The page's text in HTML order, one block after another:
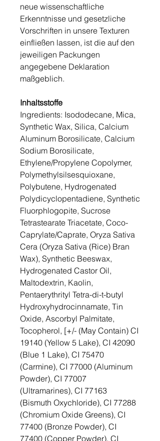
neue wissenschaftliche
Erkenntnisse und gesetzliche
Vorschriften in unsere Texturen
einfließen lassen, ist die auf den
jeweiligen Packungen
angegebene Deklaration
maßgeblich.
Inhaltsstoffe
Ingredients: Isododecane, Mica,
Synthetic Wax, Silica, Calcium
Aluminum Borosilicate, Calcium
Sodium Borosilicate,
Ethylene/Propylene Copolymer,
Polymethylsilsesquioxane,
Polybutene, Hydrogenated
Polydicyclopentadiene, Synthetic
Fluorphlogopite, Sucrose
Tetrastearate Triacetate, Coco-
Caprylate/Caprate, Oryza Sativa
Cera (Oryza Sativa (Rice) Bran
Wax), Synthetic Beeswax,
Hydrogenated Castor Oil,
Maltodextrin, Kaolin,
Pentaerythrityl Tetra-di-t-butyl
Hydroxyhydrocinnamate, Tin
Oxide, Ascorbyl Palmitate,
Tocopherol, [+/- (May Contain) CI
19140 (Yellow 5 Lake), CI 42090
(Blue 1 Lake), CI 75470
(Carmine), CI 77000 (Aluminum
Powder), CI 77007
(Ultramarines), CI 77163
(Bismuth Oxychloride), CI 77288
(Chromium Oxide Greens), CI
77400 (Bronze Powder), CI
77400 (Copper Powder), CI